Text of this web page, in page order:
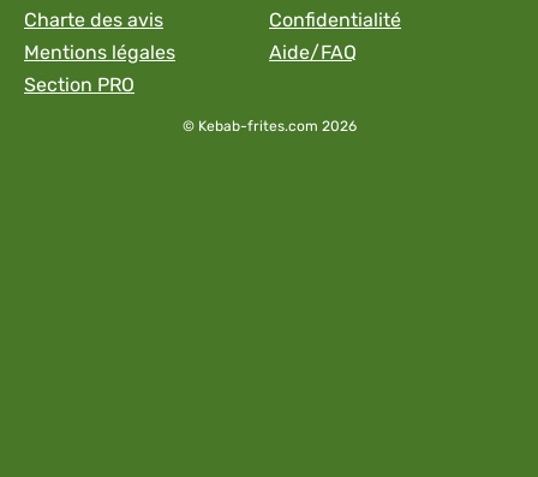
Charte des avis
Confidentialité
Mentions légales
Aide/FAQ
Section PRO
© Kebab-frites.com 2026